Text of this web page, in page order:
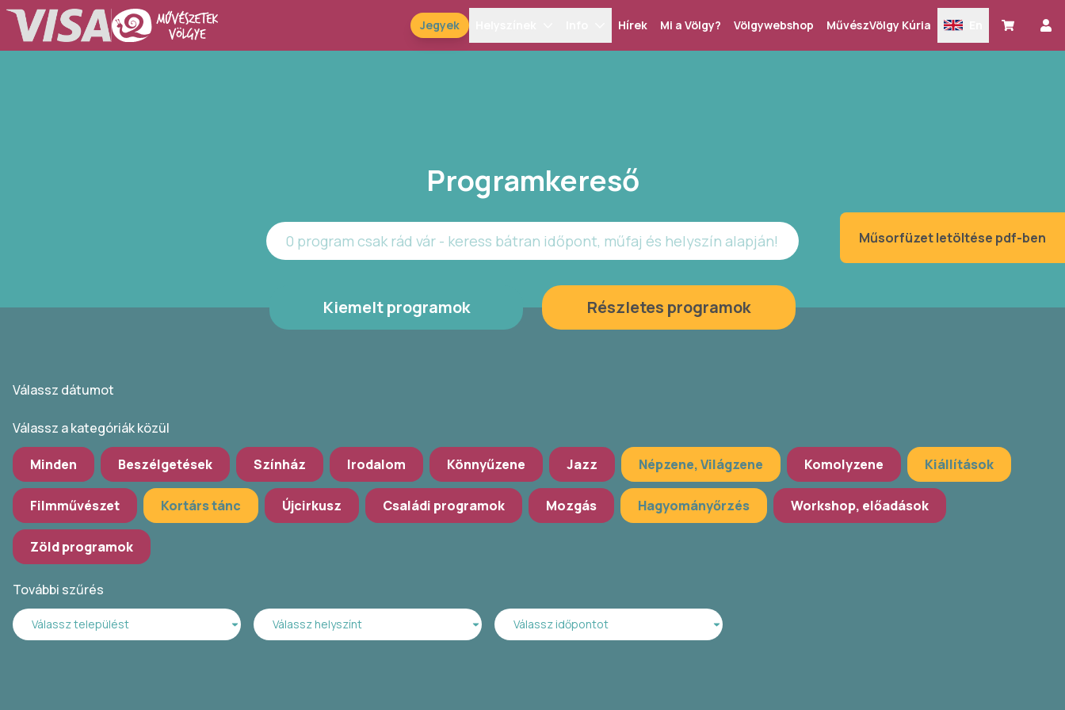
Jegyek Hírek Mi a Völgy? Völgywebshop MűvészVölgy Kúria
Programkereső
0 program csak rád vár - keress bátran időpont, műfaj és helyszín alapján!
Kiemelt programok Részletes programok
Műsorfüzet letöltése pdf-ben
Válassz dátumot
Válassz a kategóriák közül
Minden Beszélgetések Színház Irodalom Könnyűzene Jazz Népzene, Világzene Komolyzene Kiállítások
Filmművészet Kortárs tánc Újcirkusz Családi programok Mozgás Hagyományőrzés Workshop, előadások
Zöld programok
További szűrés
Válassz települést Válassz helyszínt Válassz időpontot